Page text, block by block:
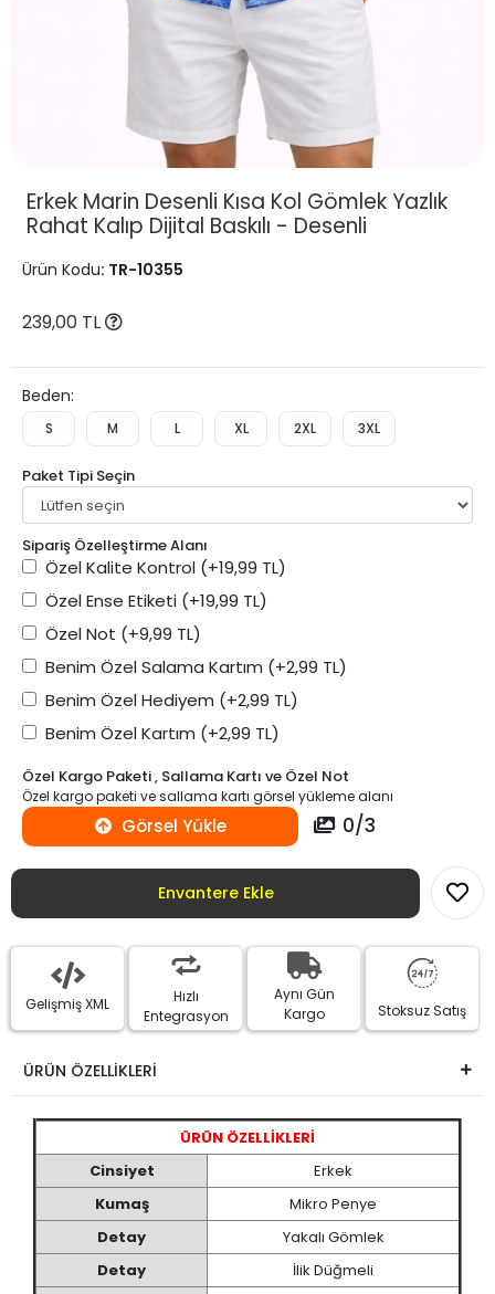
Erkek Marin Desenli Kısa Kol Gömlek Yazlık
Rahat Kalıp Dijital Baskılı - Desenli
Ürün Kodu: TR-10355
239,00 TL
Beden:
S M L XL 2XL 3XL
Paket Tipi Seçin
Sipariş Özelleştirme Alanı
Özel Kalite Kontrol (+19,99 TL)
Özel Ense Etiketi (+19,99 TL)
Özel Not (+9,99 TL)
Benim Özel Salama Kartım (+2,99 TL)
Benim Özel Hediyem (+2,99 TL)
Benim Özel Kartım (+2,99 TL)
Özel Kargo Paketi , Sallama Kartı ve Özel Not
Özel kargo paketi ve sallama kartı görsel yükleme alanı
Görsel Yükle 0/3
Envantere Ekle
Gelişmiş XML
Hızlı
Entegrasyon
Aynı Gün
Kargo
Stoksuz Satış
ÜRÜN ÖZELLİKLERİ
ÜRÜN ÖZELLİKLERİ
Cinsiyet
Erkek
Kumaş
Mikro Penye
Detay
Yakalı Gömlek
Detay
İlik Düğmeli